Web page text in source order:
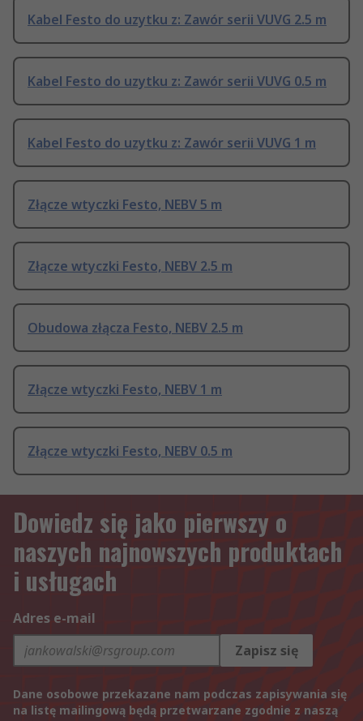
Kabel Festo do uzytku z: Zawór serii VUVG 2.5 m
Kabel Festo do uzytku z: Zawór serii VUVG 0.5 m
Kabel Festo do uzytku z: Zawór serii VUVG 1 m
Złącze wtyczki Festo, NEBV 5 m
Złącze wtyczki Festo, NEBV 2.5 m
Obudowa złącza Festo, NEBV 2.5 m
Złącze wtyczki Festo, NEBV 1 m
Złącze wtyczki Festo, NEBV 0.5 m
Dowiedz się jako pierwszy o
naszych najnowszych produktach
i usługach
Adres e-mail
Zapisz się
Dane osobowe przekazane nam podczas zapisywania się
na listę mailingową będą przetwarzane zgodnie z naszą